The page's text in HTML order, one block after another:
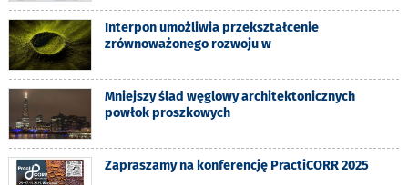
Interpon umożliwia przekształcenie
zrównoważonego rozwoju w
Mniejszy ślad węglowy architektonicznych
powłok proszkowych
Zapraszamy na konferencję PractiCORR 2025